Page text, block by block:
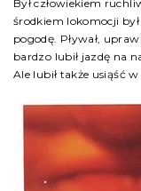
Był człowiekiem
środkiem lokomocji
pogodę. Pływał,
bardzo lubił jazdę na
Ale lubił także usiąść